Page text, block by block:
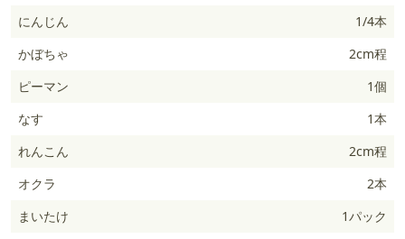
にんじん
1/4本
かぼちゃ
2cm程
ピーマン
1個
なす
1本
れんこん
2cm程
オクラ
2本
まいたけ
1パック